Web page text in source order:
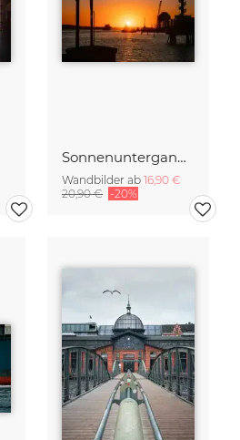
Sonnenuntergang im Hamburger Hafen
Wandbilder ab 16,90 €
20,90 € -20%